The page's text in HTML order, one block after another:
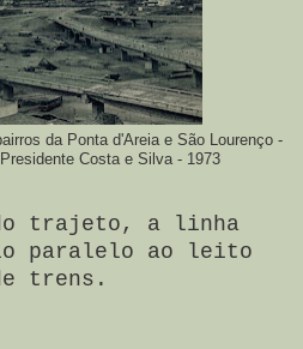
da Ponta d'Areia e São Lourenço -
Costa e Silva - 1973
do trajeto, a linha
paralelo ao leito
trens.